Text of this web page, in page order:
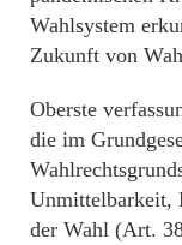
Wahlsystem
Zukunft von
Oberste
die im
Unmittelbarkeit,
der Wahl (Art.